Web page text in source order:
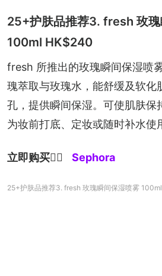
25+护肤品推荐3. fresh 玫
100ml HK$240
fresh 所推出的玫瑰瞬间保湿喷
瑰萃取与玫瑰水，能舒缓及软化
孔，提供瞬间保湿。可使肌肤保
为妆前打底、定妆或随时补水使
立即购买👉🏻 Sephora
25+护肤品推荐3. fresh 玫瑰瞬间保湿喷雾